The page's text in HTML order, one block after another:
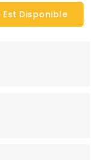
Est Disponible